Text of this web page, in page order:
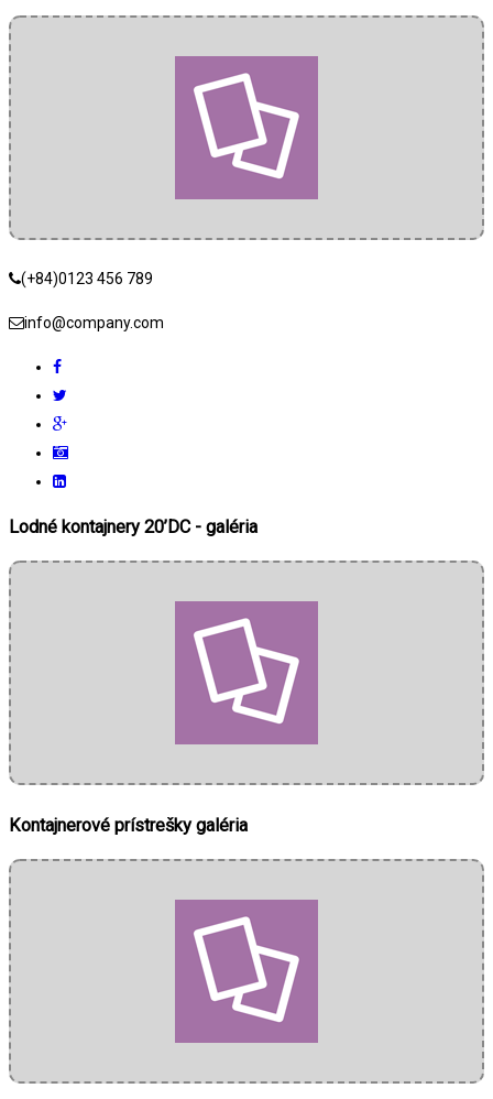
(+84)0123 456 789
info@company.com
Lodné kontajnery 20’DC - galéria
Kontajnerové prístrešky galéria